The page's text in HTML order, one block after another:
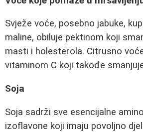
Svježe voće, posebno jabuke,
maline, obiluje pektinom koji
masti i holesterola. Citrusno
vitaminom C koji takođe
Soja
Soja sadrži sve esencijalne
izoflavone koji imaju povoljno